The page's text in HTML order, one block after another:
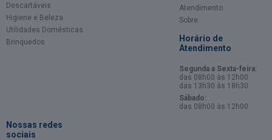
Descartáveis
Higiene e Beleza
Utilidades Domésticas
Brinquedos
Atendimento
Sobre
Horário de
Atendimento
Segunda a Sexta-feira:
das 08h00 às 12h00
das 13h30 às 18h30
Sábado:
das 08h00 às 12h00
Nossas redes
sociais